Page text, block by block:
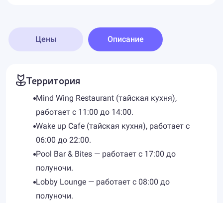
Цены Описание
Территория
Mind Wing Restaurant (тайская кухня),
работает с 11:00 до 14:00.
Wake up Cafe (тайская кухня), работает с
06:00 до 22:00.
Pool Bar & Bites — работает с 17:00 до
полуночи.
Lobby Lounge — работает с 08:00 до
полуночи.